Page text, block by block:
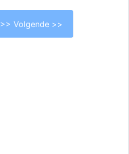
>> Volgende >>